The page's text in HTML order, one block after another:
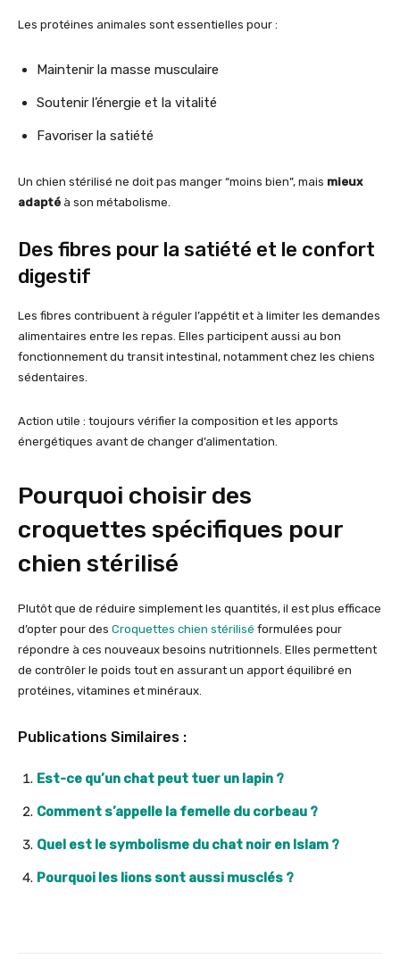
Les protéines animales sont essentielles pour :
Maintenir la masse musculaire
Soutenir l’énergie et la vitalité
Favoriser la satiété
Un chien stérilisé ne doit pas manger “moins bien”, mais mieux
adapté à son métabolisme.
Des fibres pour la satiété et le confort
digestif
Les fibres contribuent à réguler l’appétit et à limiter les demandes
alimentaires entre les repas. Elles participent aussi au bon
fonctionnement du transit intestinal, notamment chez les chiens
sédentaires.
Action utile : toujours vérifier la composition et les apports
énergétiques avant de changer d’alimentation.
Pourquoi choisir des
croquettes spécifiques pour
chien stérilisé
Plutôt que de réduire simplement les quantités, il est plus efficace
d’opter pour des Croquettes chien stérilisé formulées pour
répondre à ces nouveaux besoins nutritionnels. Elles permettent
de contrôler le poids tout en assurant un apport équilibré en
protéines, vitamines et minéraux.
Publications Similaires :
Est-ce qu’un chat peut tuer un lapin ?
Comment s’appelle la femelle du corbeau ?
Quel est le symbolisme du chat noir en Islam ?
Pourquoi les lions sont aussi musclés ?